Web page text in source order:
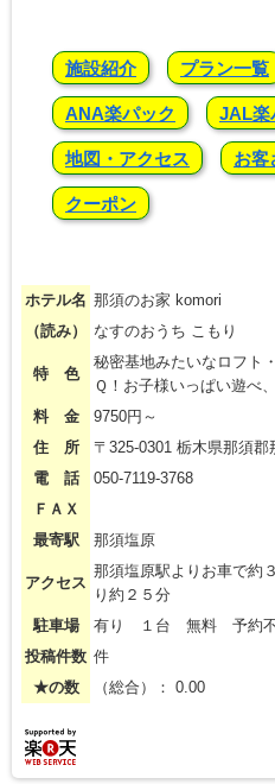
施設紹介 プラン一覧
ANA楽パック JAL楽
地図・アクセス お客
クーポン
ホテル名 那須のお家 komori
（読み）
なすのおうち こもり
特 色
秘密基地みたいなロフト
Ｑ！お子様いっぱい遊べ
料 金
9750円～
住 所
〒325-0301 栃木県那須郡
電 話
050-7119-3768
ＦＡＸ
最寄駅
那須塩原
アクセス
那須塩原駅よりお車で約
り約２５分
駐車場
有り １台 無料 予約
投稿件数 件
★の数
（総合）： 0.00